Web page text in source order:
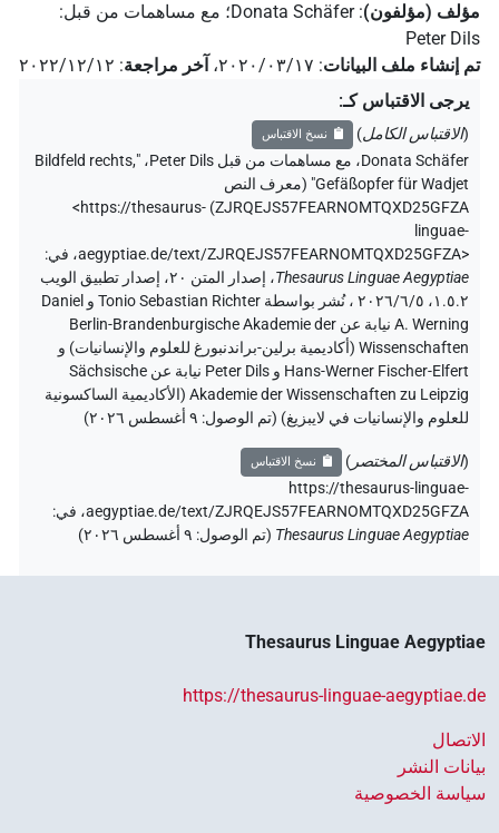
مؤلف (مؤلفون):
Donata Schäfer؛ مع مساهمات من قبل:
Peter Dils
تم إنشاء ملف البيانات: ٢٠٢٠/٠٣/١٧، آخر مراجعة: ٢٠٢٢/١٢/١٢
يرجى الاقتباس كـ:
(الاقتباس الكامل) نسخ الاقتباس
Donata Schäfer، مع مساهمات من قبل Peter Dils، "Bildfeld rechts,
Gefäßopfer für Wadjet" (
معرف النص
ZJRQEJS57FEARNOMTQXD25GFZA
)
<https://thesaurus-
linguae-
aegyptiae.de/text/ZJRQEJS57FEARNOMTQXD25GFZA>، في:
Thesaurus Linguae Aegyptiae،
إصدار المتن ٢٠، إصدار تطبيق الويب
۱.٥.٢، ٢٠٢٦/٦/٥ ، نُشر بواسطة Tonio Sebastian Richter و Daniel
A. Werning نيابة عن Berlin-Brandenburgische Akademie der
Wissenschaften (أكاديمية برلين-براندنبورغ للعلوم والإنسانيات) و
Hans-Werner Fischer-Elfert و Peter Dils نيابة عن Sächsische
Akademie der Wissenschaften zu Leipzig (الأكاديمية الساكسونية
للعلوم والإنسانيات في لايبزيغ) (تم الوصول: ٩ أغسطس ٢٠٢٦ )
(الاقتباس المختصر ) نسخ الاقتباس
https://thesaurus-linguae-
aegyptiae.de/text/ZJRQEJS57FEARNOMTQXD25GFZA، في:
Thesaurus Linguae Aegyptiae
(تم الوصول: ٩ أغسطس ٢٠٢٦ )
Thesaurus Linguae Aegyptiae
https://thesaurus-linguae-aegyptiae.de
الاتصال
بيانات النشر
سياسة الخصوصية